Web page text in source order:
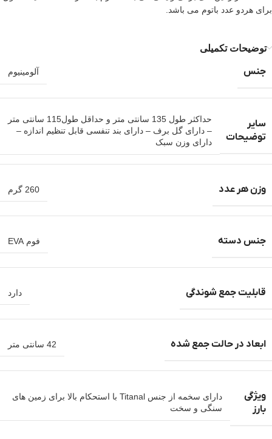
برای هردو عدد باتوم می باشد.
توضیحات تکمیلی
جنس آلومینیوم
سایر
توضیحات
حداکثر طول 135 سانتی متر و حداقل طول115 سانتی متر
– دارای گل برف – دارای بند تنفسی قابل تنظیم اندازه –
دارای وزن سبک
وزن هر عدد 260 گرم
جنس دسته فوم EVA
قابلیت جمع شوندگی دارد
ابعاد در حالت جمع شده 42 سانتی متر
ویژگی
بارز
دارای سخمه از جنس Titanal با استحکام بالا برای زمین های
سنگی و سخت